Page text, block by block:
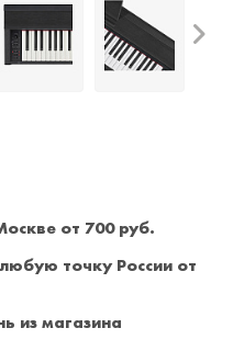
от 700 руб.
точку России от
из магазина